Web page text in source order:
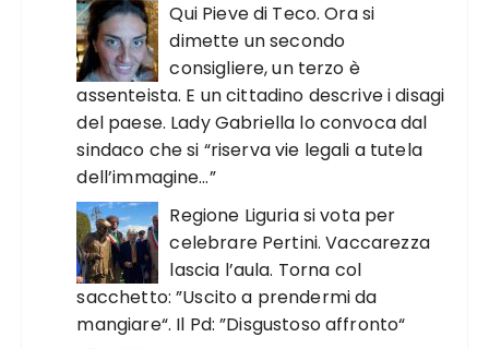
Qui Pieve di Teco. Ora si
dimette un secondo
consigliere, un terzo è
assenteista. E un cittadino descrive i disagi
del paese. Lady Gabriella lo convoca dal
sindaco che si “riserva vie legali a tutela
dell’immagine…”
Regione Liguria si vota per
celebrare Pertini. Vaccarezza
lascia l’aula. Torna col
sacchetto: ”Uscito a prendermi da
mangiare“. Il Pd: ”Disgustoso affronto“